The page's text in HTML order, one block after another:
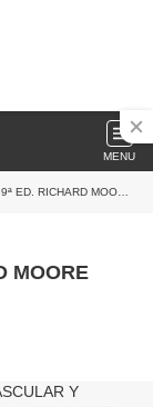
MENU
Gratis - EPUB, PDF y MOBI
MOORE